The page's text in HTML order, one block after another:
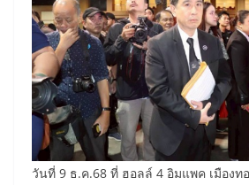
วันที่ 9 ธ.ค.68 ที่ ฮอลล์ 4 อิมแพค เมืองท